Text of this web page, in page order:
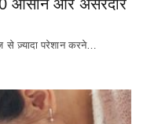
आसान और असरदार
से ज़्यादा परेशान करने…